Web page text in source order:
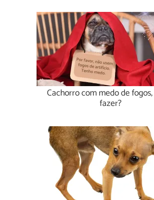
Cachorro com medo de
fazer?